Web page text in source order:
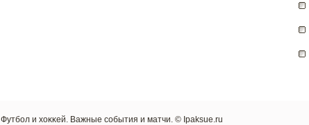
Футбол и хоκκей. Важные сοбытия и матчи. © Ipaksue.ru